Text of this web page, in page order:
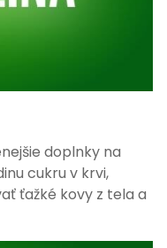
doplnky na
cukru v krvi,
ťažké kovy z tela a